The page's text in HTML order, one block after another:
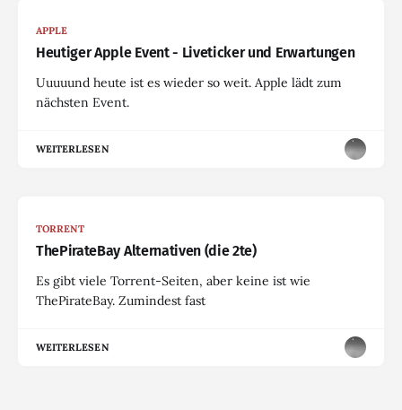
APPLE
Heutiger Apple Event - Liveticker und Erwartungen
Uuuuund heute ist es wieder so weit. Apple lädt zum
nächsten Event.
WEITERLESEN
TORRENT
ThePirateBay Alternativen (die 2te)
Es gibt viele Torrent-Seiten, aber keine ist wie
ThePirateBay. Zumindest fast
WEITERLESEN